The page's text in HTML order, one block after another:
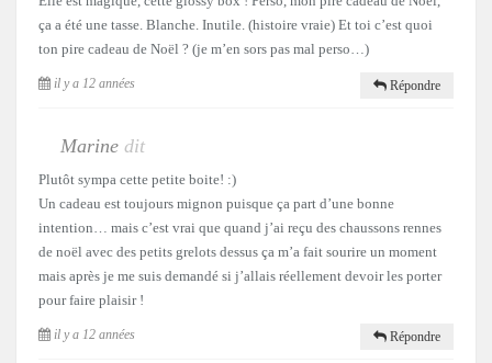
ça a été une tasse. Blanche. Inutile. (histoire vraie) Et toi c’est quoi
ton pire cadeau de Noël ? (je m’en sors pas mal perso…)
il y a 12 années Répondre
Marine dit
Plutôt sympa cette petite boite! :)
Un cadeau est toujours mignon puisque ça part d’une bonne
intention… mais c’est vrai que quand j’ai reçu des chaussons rennes
de noël avec des petits grelots dessus ça m’a fait sourire un moment
mais après je me suis demandé si j’allais réellement devoir les porter
pour faire plaisir !
il y a 12 années Répondre